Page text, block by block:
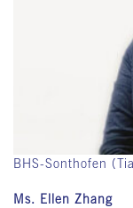
BHS-Sonthofen
Ms. Ellen Zhang